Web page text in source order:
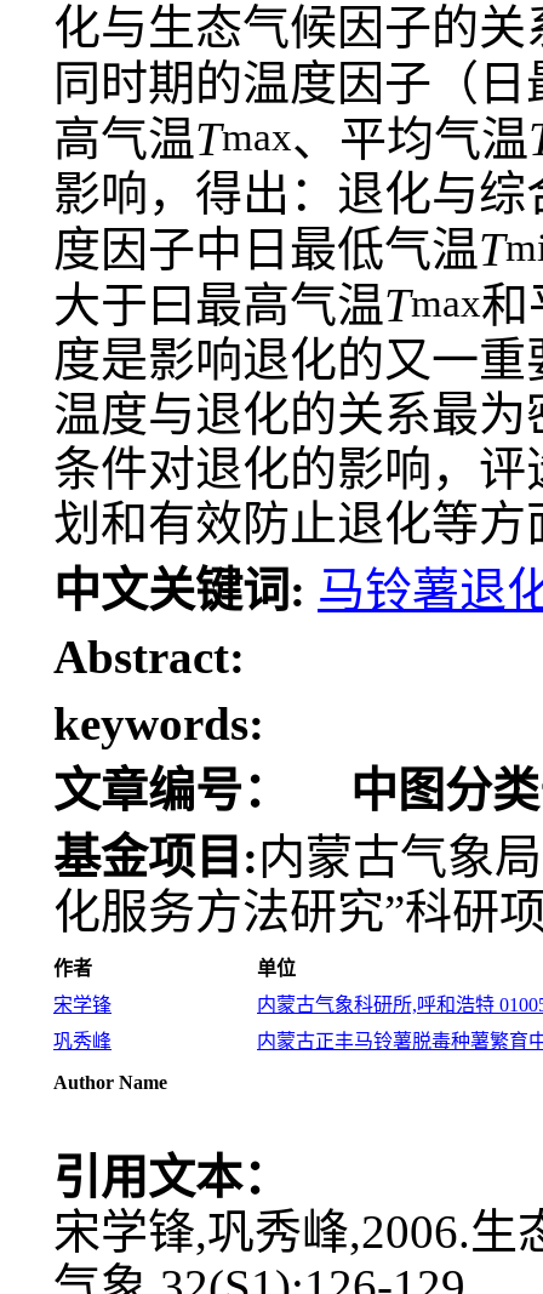
化与生态气候因子的
同时期的温度因子（
高气温Tmax、平均气温
影响，得出：退化与
度因子中日最低气温T
大于曰最高气温Tmax和
度是影响退化的又一
温度与退化的关系最
条件对退化的影响，
划和有效防止退化等
中文关键词: 马铃薯退
Abstract:
keywords:
文章编号：
中图分
基金项目:内蒙古气象
化服务方法研究”科研
作者
单位
宋学锋
内蒙古气象科研所,呼和浩特
巩秀峰
内蒙古正丰马铃薯脱毒种薯繁育
Author Name
引用文本：
宋学锋,巩秀峰,2006.